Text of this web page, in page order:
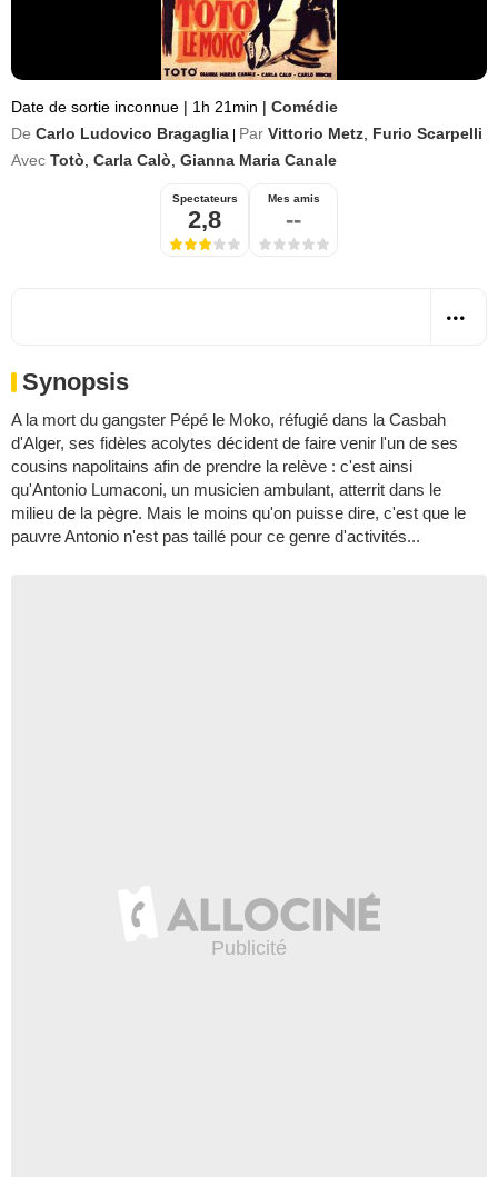
Date de sortie inconnue | 1h 21min | Comédie
De Carlo Ludovico Bragaglia Par Vittorio Metz Furio Scarpelli
Avec Totò Carla Calò Gianna Maria Canale
Spectateurs
2,8
Mes amis
--
Synopsis
A la mort du gangster Pépé le Moko, réfugié dans la Casbah
d'Alger, ses fidèles acolytes décident de faire venir l'un de ses
cousins napolitains afin de prendre la relève : c'est ainsi
qu'Antonio Lumaconi, un musicien ambulant, atterrit dans le
milieu de la pègre. Mais le moins qu'on puisse dire, c'est que le
pauvre Antonio n'est pas taillé pour ce genre d'activités...